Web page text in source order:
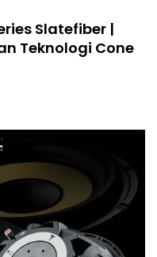
Slatefiber |
Teknologi Cone